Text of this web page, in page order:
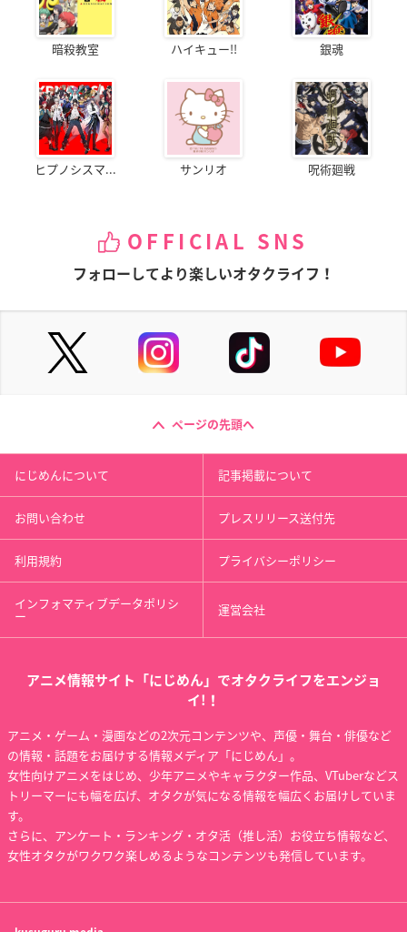
暗殺教室 ハイキュー!! 銀魂
ヒプノシスマ... サンリオ 呪術廻戦
OFFICIAL SNS
フォローしてより楽しいオタクライフ！
ページの先頭へ
にじめんについて 記事掲載について
お問い合わせ プレスリリース送付先
利用規約 プライバシーポリシー
インフォマティブデータポリシ
ー 運営会社
アニメ情報サイト「にじめん」でオタクライフをエンジョ
イ!！
アニメ・ゲーム・漫画などの2次元コンテンツや、声優・舞台・俳優など
の情報・話題をお届けする情報メディア「にじめん」。
女性向けアニメをはじめ、少年アニメやキャラクター作品、VTuberなどス
トリーマーにも幅を広げ、オタクが気になる情報を幅広くお届けしていま
す。
さらに、アンケート・ランキング・オタ活（推し活）お役立ち情報など、
女性オタクがワクワク楽しめるようなコンテンツも発信しています。